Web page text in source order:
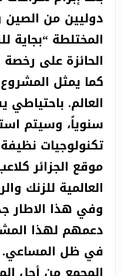
دوليين من الصين
المختلطة “بجاية
الحائزة على رخصة
سنوياً، وسيتم
تكنولوجيات
موقع الجزائر
العالمية للزنك
وفي هذا الاطار
دعمهم لهذا
في ظل المساعي.